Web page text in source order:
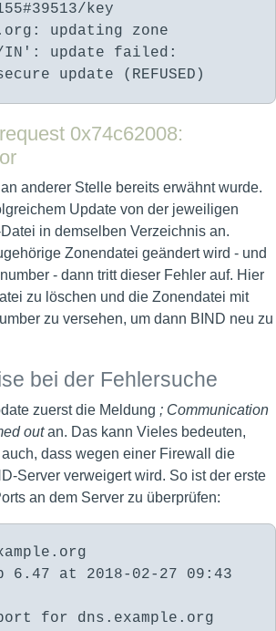
key
updating zone
IN': update failed:
update (REFUSED)
0x74c62008:
anderer Stelle bereits erwähnt wurde.
Update von der jeweiligen
in demselben Verzeichnis an.
Zonendatei geändert wird - und
- dann tritt dieser Fehler auf. Hier
zu löschen und die Zonendatei mit
zu versehen, um dann BIND neu zu
bei der Fehlersuche
zuerst die Meldung ; Communication
outan. Das kann Vieles bedeuten,
dass wegen einer Firewall die
Server verweigert wird. So ist der erste
an dem Server zu überprüfen:
6.47 at 2018-02-27 09:43
for dns.example.org